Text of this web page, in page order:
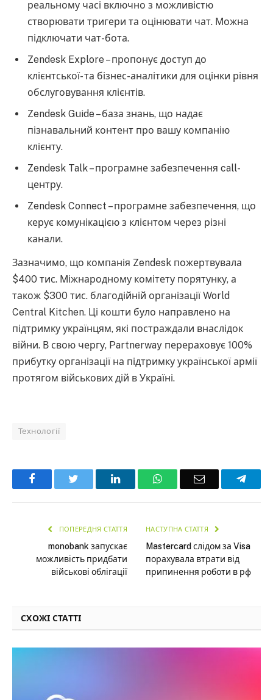
реальному часі включно з можливістю
створювати тригери та оцінювати чат. Можна
підключати чат-бота.
Zendesk Explore – пропонує доступ до
клієнтської- та бізнес-аналітики для оцінки рівня
обслуговування клієнтів.
Zendesk Guide – база знань, що надає
пізнавальний контент про вашу компанію
клієнту.
Zendesk Talk – програмне забезпечення call-
центру.
Zendesk Connect – програмне забезпечення, що
керує комунікацією з клієнтом через різні
канали.
Зазначимо, що компанія Zendesk пожертвувала
$400 тис. Міжнародному комітету порятунку, а
також $300 тис. благодійній організації World
Central Kitchen. Ці кошти було направлено на
підтримку українцям, які постраждали внаслідок
війни. В свою чергу, Partnerway перераховує 100%
прибутку організації на підтримку української армії
протягом військових дій в Україні.
Технології
Facebook LinkedInWhatsAppEmail
ПОПЕРЕДНЯ СТАТТЯ
monobank запускає
можливість придбати
військові облігації
НАСТУПНА СТАТТЯ
Mastercard слідом за Visa
порахувала втрати від
припинення роботи в рф
СХОЖІ СТАТТІ